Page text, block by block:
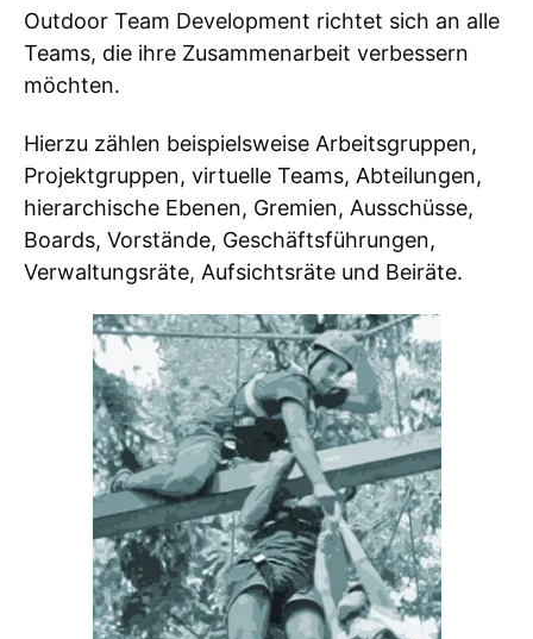
Outdoor Team Development richtet sich an alle
Teams, die ihre Zusammenarbeit verbessern
möchten.
Hierzu zählen beispielsweise Arbeitsgruppen,
Projektgruppen, virtuelle Teams, Abteilungen,
hierarchische Ebenen, Gremien, Ausschüsse,
Boards, Vorstände, Geschäftsführungen,
Verwaltungsräte, Aufsichtsräte und Beiräte.